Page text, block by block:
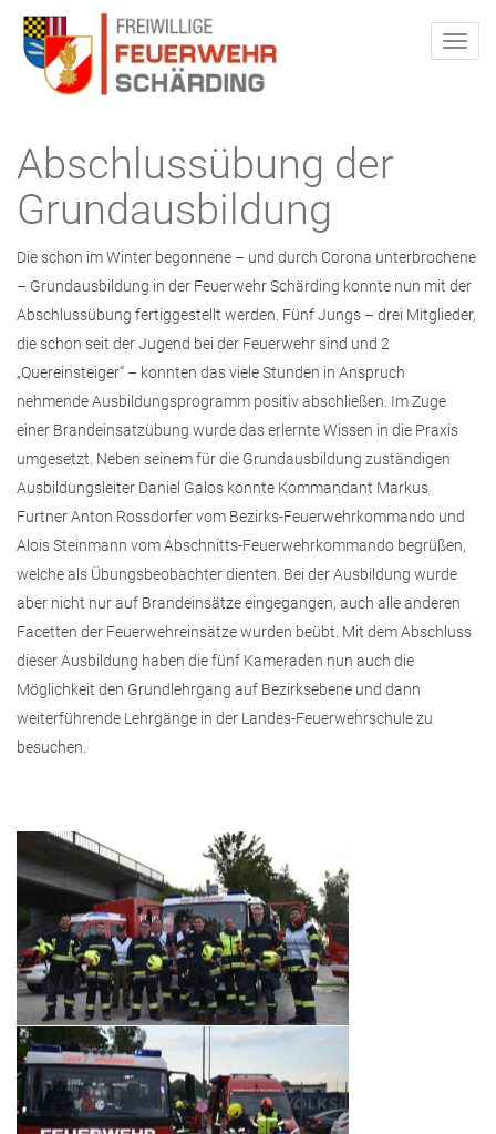
Abschlussübung der
Grundausbildung
Die schon im Winter begonnene – und durch Corona unterbrochene
– Grundausbildung in der Feuerwehr Schärding konnte nun mit der
Abschlussübung fertiggestellt werden. Fünf Jungs – drei Mitglieder,
die schon seit der Jugend bei der Feuerwehr sind und 2
„Quereinsteiger“ – konnten das viele Stunden in Anspruch
nehmende Ausbildungsprogramm positiv abschließen. Im Zuge
einer Brandeinsatzübung wurde das erlernte Wissen in die Praxis
umgesetzt. Neben seinem für die Grundausbildung zuständigen
Ausbildungsleiter Daniel Galos konnte Kommandant Markus
Furtner Anton Rossdorfer vom Bezirks-Feuerwehrkommando und
Alois Steinmann vom Abschnitts-Feuerwehrkommando begrüßen,
welche als Übungsbeobachter dienten. Bei der Ausbildung wurde
aber nicht nur auf Brandeinsätze eingegangen, auch alle anderen
Facetten der Feuerwehreinsätze wurden beübt. Mit dem Abschluss
dieser Ausbildung haben die fünf Kameraden nun auch die
Möglichkeit den Grundlehrgang auf Bezirksebene und dann
weiterführende Lehrgänge in der Landes-Feuerwehrschule zu
besuchen.